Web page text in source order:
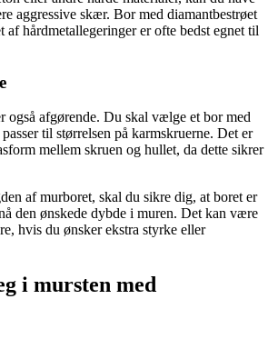
aggressive skær. Bor med diamantbestrøet
hårdmetallegeringer er ofte bedst egnet til
også afgørende. Du skal vælge et bor med
til størrelsen på karmskruerne. Det er
mellem skruen og hullet, da dette sikrer
af murboret, skal du sikre dig, at boret er
den ønskede dybde i muren. Det kan være
hvis du ønsker ekstra styrke eller
i mursten med